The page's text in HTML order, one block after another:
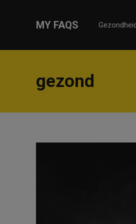
MY FAQS
gezond